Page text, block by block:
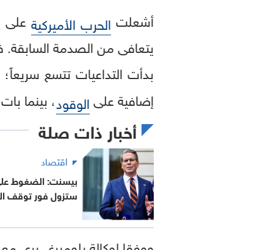
أشعلت الحرب الأميركية على
يتعافى من الصدمة السابقة.
بدأت التداعيات تتسع
إضافية علىالوقود، بينما بات
أخبار ذات صلة
اقتصاد
بيسنت: الضغوط
ستزول فور توقف